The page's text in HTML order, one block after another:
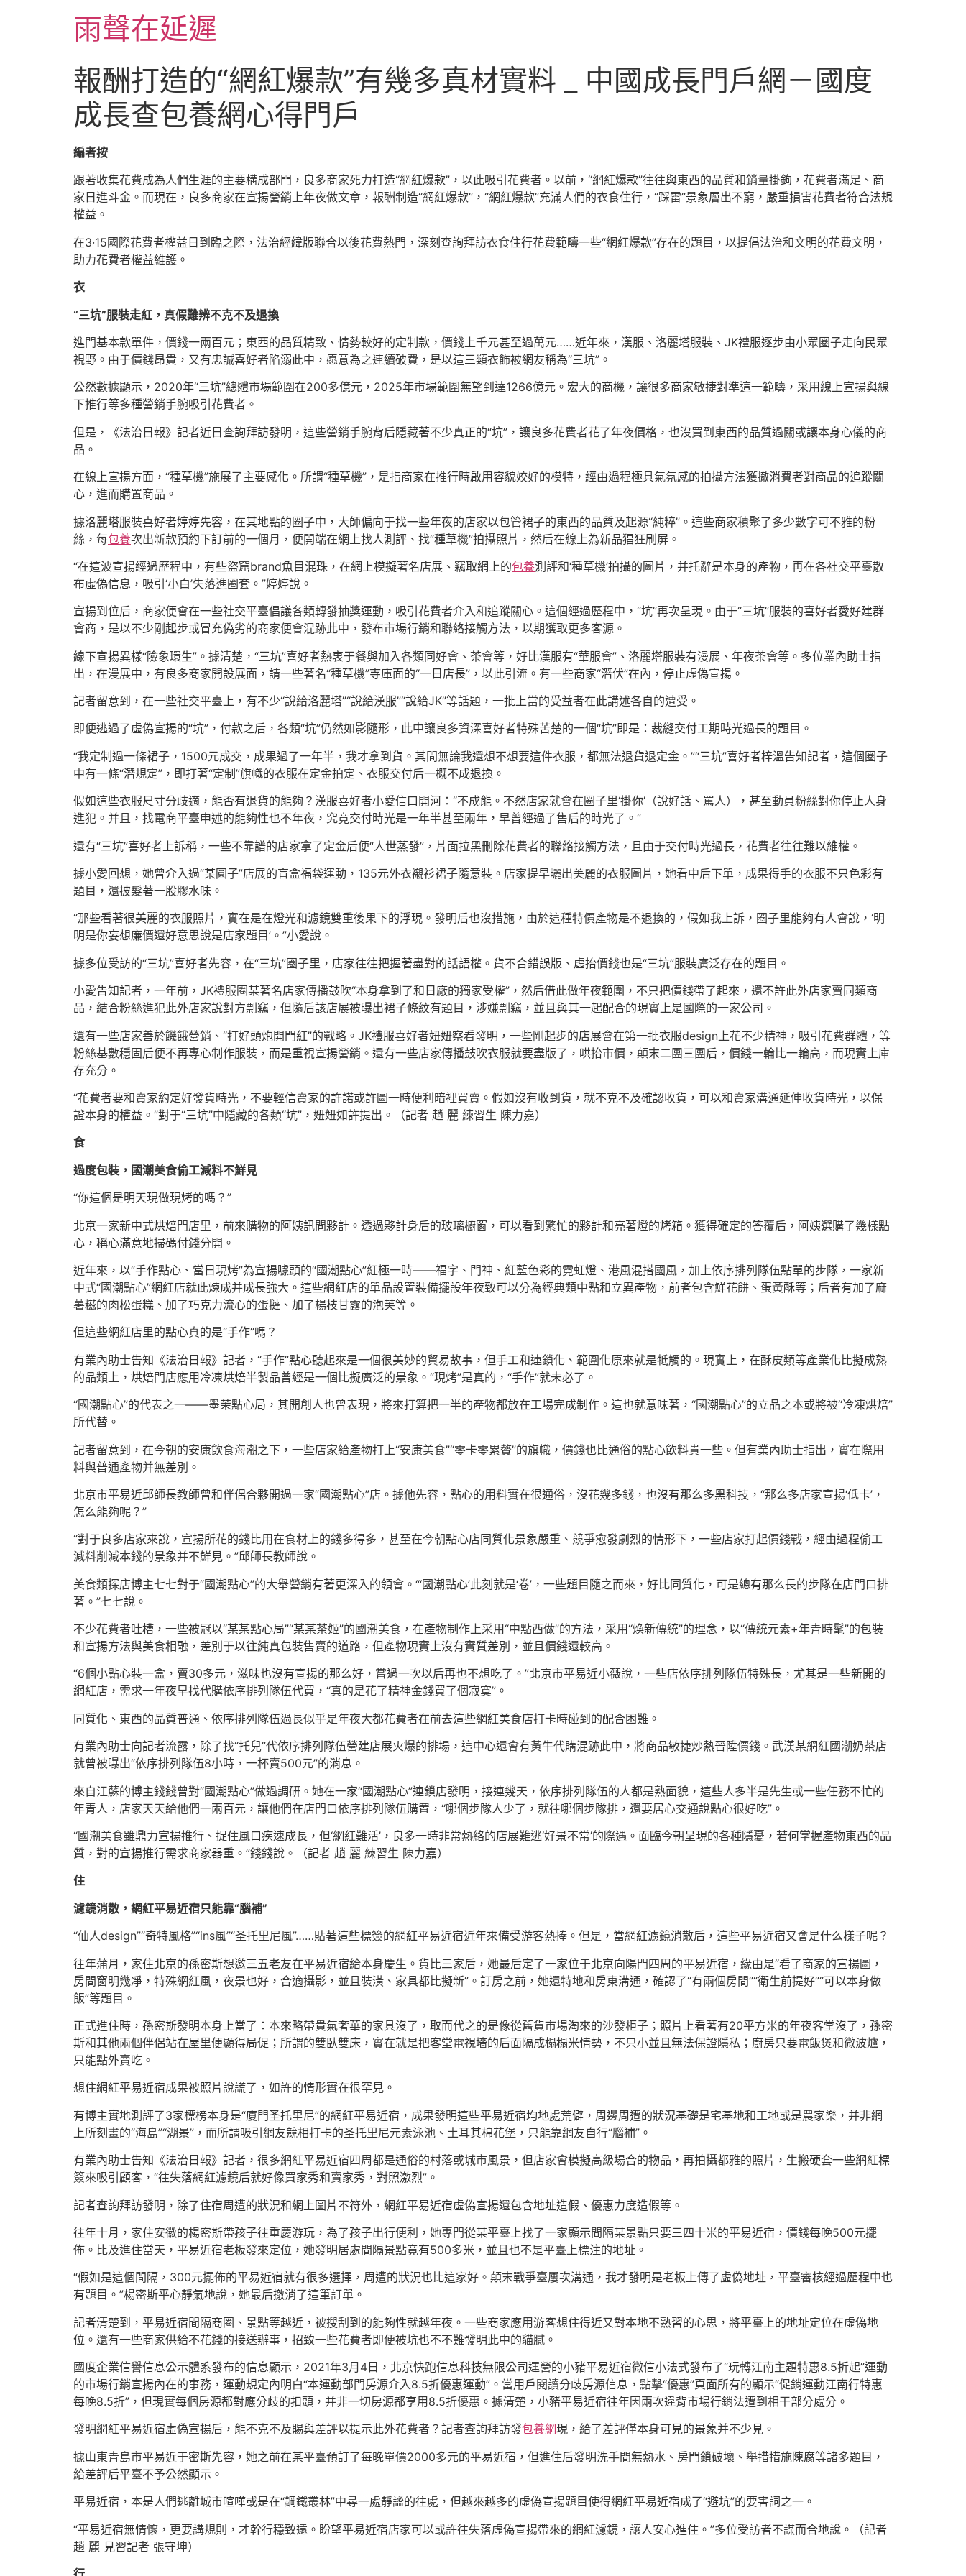
雨聲在延遲
報酬打造的“網紅爆款”有幾多真材實料 _ 中國成長門戶網－國度
成長查包養網心得門戶
編者按
跟著收集花費成為人們生涯的主要構成部門，良多商家死力打造“網紅爆款”，以此吸引花費者。以前，“網紅爆款”往往與東西的品質和銷量掛鉤，花費者滿足、商
家日進斗金。而現在，良多商家在宣揚營銷上年夜做文章，報酬制造“網紅爆款”，“網紅爆款”充滿人們的衣食住行，“踩雷”景象層出不窮，嚴重損害花費者符合法規
權益。
在3·15國際花費者權益日到臨之際，法治經緯版聯合以後花費熱門，深刻查詢拜訪衣食住行花費範疇一些“網紅爆款”存在的題目，以提倡法治和文明的花費文明，
助力花費者權益維護。
衣
“三坑”服裝走紅，真假難辨不克不及退換
進門基本款單件，價錢一兩百元；東西的品質精致、情勢較好的定制款，價錢上千元甚至過萬元……近年來，漢服、洛麗塔服裝、JK禮服逐步由小眾圈子走向民眾
視野。由于價錢昂貴，又有忠誠喜好者陷溺此中，愿意為之連續破費，是以這三類衣飾被網友稱為“三坑”。
公然數據顯示，2020年“三坑”總體市場範圍在200多億元，2025年市場範圍無望到達1266億元。宏大的商機，讓很多商家敏捷對準這一範疇，采用線上宣揚與線
下推行等多種營銷手腕吸引花費者。
但是，《法治日報》記者近日查詢拜訪發明，這些營銷手腕背后隱藏著不少真正的“坑”，讓良多花費者花了年夜價格，也沒買到東西的品質過關或讓本身心儀的商
品。
在線上宣揚方面，“種草機”施展了主要感化。所謂“種草機”，是指商家在推行時啟用容貌姣好的模特，經由過程極具氣氛感的拍攝方法獲撤消費者對商品的追蹤關
心，進而購置商品。
據洛麗塔服裝喜好者婷婷先容，在其地點的圈子中，大師偏向于找一些年夜的店家以包管裙子的東西的品質及起源“純粹”。這些商家積聚了多少數字可不雅的粉
絲，每包養次出新款預約下訂前的一個月，便開端在網上找人測評、找“種草機”拍攝照片，然后在線上為新品猖狂刷屏。
“在這波宣揚經過歷程中，有些盜窟brand魚目混珠，在網上模擬著名店展、竊取網上的包養測評和‘種草機’拍攝的圖片，并托辭是本身的產物，再在各社交平臺散
布虛偽信息，吸引‘小白’失落進圈套。”婷婷說。
宣揚到位后，商家便會在一些社交平臺倡議各類轉發抽獎運動，吸引花費者介入和追蹤關心。這個經過歷程中，“坑”再次呈現。由于“三坑”服裝的喜好者愛好建群
會商，是以不少剛起步或冒充偽劣的商家便會混跡此中，發布市場行銷和聯絡接觸方法，以期獲取更多客源。
線下宣揚異樣“險象環生”。據清楚，“三坑”喜好者熱衷于餐與加入各類同好會、茶會等，好比漢服有“華服會”、洛麗塔服裝有漫展、年夜茶會等。多位業內助士指
出，在漫展中，有良多商家開設展面，請一些著名“種草機”寺庫面的“一日店長”，以此引流。有一些商家“潛伏”在內，停止虛偽宣揚。
記者留意到，在一些社交平臺上，有不少“說給洛麗塔”“說給漢服”“說給JK”等話題，一批上當的受益者在此講述各自的遭受。
即便逃過了虛偽宣揚的“坑”，付款之后，各類“坑”仍然如影隨形，此中讓良多資深喜好者特殊苦楚的一個“坑”即是：裁縫交付工期時光過長的題目。
“我定制過一條裙子，1500元成交，成果過了一年半，我才拿到貨。其間無論我還想不想要這件衣服，都無法退貨退定金。”“三坑”喜好者梓溫告知記者，這個圈子
中有一條“潛規定”，即打著“定制”旗幟的衣服在定金拍定、衣服交付后一概不成退換。
假如這些衣服尺寸分歧適，能否有退貨的能夠？漢服喜好者小愛信口開河：“不成能。不然店家就會在圈子里‘掛你’（說好話、罵人），甚至動員粉絲對你停止人身
進犯。并且，找電商平臺申述的能夠性也不年夜，究竟交付時光是一年半甚至兩年，早曾經過了售后的時光了。”
還有“三坑”喜好者上訴稱，一些不靠譜的店家拿了定金后便“人世蒸發”，片面拉黑刪除花費者的聯絡接觸方法，且由于交付時光過長，花費者往往難以維權。
據小愛回想，她曾介入過“某圓子”店展的盲盒福袋運動，135元外衣襯衫裙子隨意裝。店家提早曬出美麗的衣服圖片，她看中后下單，成果得手的衣服不只色彩有
題目，還披髮著一股膠水味。
“那些看著很美麗的衣服照片，實在是在燈光和濾鏡雙重後果下的浮現。發明后也沒措施，由於這種特價產物是不退換的，假如我上訴，圈子里能夠有人會說，‘明
明是你妄想廉價還好意思說是店家題目’。”小愛說。
據多位受訪的“三坑”喜好者先容，在“三坑”圈子里，店家往往把握著盡對的話語權。貨不合錯誤版、虛抬價錢也是“三坑”服裝廣泛存在的題目。
小愛告知記者，一年前，JK禮服圈某著名店家傳播鼓吹“本身拿到了和日廠的獨家受權”，然后借此做年夜範圍，不只把價錢帶了起來，還不許此外店家賣同類商
品，結合粉絲進犯此外店家說對方剽竊，但隨后該店展被曝出裙子條紋有題目，涉嫌剽竊，並且與其一起配合的現實上是國際的一家公司。
還有一些店家善於饑餓營銷、“打好頭炮開門紅”的戰略。JK禮服喜好者妞妞察看發明，一些剛起步的店展會在第一批衣服design上花不少精神，吸引花費群體，等
粉絲基數穩固后便不再專心制作服裝，而是重視宣揚營銷。還有一些店家傳播鼓吹衣服就要盡版了，哄抬市價，顛末二團三團后，價錢一輪比一輪高，而現實上庫
存充分。
“花費者要和賣家約定好發貨時光，不要輕信賣家的許諾或許圖一時便利暗裡買賣。假如沒有收到貨，就不克不及確認收貨，可以和賣家溝通延伸收貨時光，以保
證本身的權益。”對于“三坑”中隱藏的各類“坑”，妞妞如許提出。（記者 趙 麗 練習生 陳力嘉）
食
過度包裝，國潮美食偷工減料不鮮見
“你這個是明天現做現烤的嗎？”
北京一家新中式烘焙門店里，前來購物的阿姨訊問夥計。透過夥計身后的玻璃櫥窗，可以看到繁忙的夥計和亮著燈的烤箱。獲得確定的答覆后，阿姨選購了幾樣點
心，稱心滿意地掃碼付錢分開。
近年來，以“手作點心、當日現烤”為宣揚噱頭的“國潮點心”紅極一時——福字、門神、紅藍色彩的霓虹燈、港風混搭國風，加上依序排列隊伍點單的步隊，一家新
中式“國潮點心”網紅店就此煉成并成長強大。這些網紅店的單品設置裝備擺設年夜致可以分為經典類中點和立異產物，前者包含鮮花餅、蛋黃酥等；后者有加了麻
薯糍的肉松蛋糕、加了巧克力流心的蛋撻、加了楊枝甘露的泡芙等。
但這些網紅店里的點心真的是“手作”嗎？
有業內助士告知《法治日報》記者，“手作”點心聽起來是一個很美妙的貿易故事，但手工和連鎖化、範圍化原來就是牴觸的。現實上，在酥皮類等產業化比擬成熟
的品類上，烘焙門店應用冷凍烘焙半製品曾經是一個比擬廣泛的景象。“現烤”是真的，“手作”就未必了。
“國潮點心”的代表之一——墨茉點心局，其開創人也曾表現，將來打算把一半的產物都放在工場完成制作。這也就意味著，“國潮點心”的立品之本或將被“冷凍烘焙”
所代替。
記者留意到，在今朝的安康飲食海潮之下，一些店家給產物打上“安康美食”“零卡零累贅”的旗幟，價錢也比通俗的點心飲料貴一些。但有業內助士指出，實在際用
料與普通產物并無差別。
北京市平易近邱師長教師曾和伴侶合夥開過一家“國潮點心”店。據他先容，點心的用料實在很通俗，沒花幾多錢，也沒有那么多黑科技，“那么多店家宣揚‘低卡’，
怎么能夠呢？”
“對于良多店家來說，宣揚所花的錢比用在食材上的錢多得多，甚至在今朝點心店同質化景象嚴重、競爭愈發劇烈的情形下，一些店家打起價錢戰，經由過程偷工
減料削減本錢的景象并不鮮見。”邱師長教師說。
美食類探店博主七七對于“國潮點心”的大舉營銷有著更深入的領會。“‘國潮點心’此刻就是‘卷’，一些題目隨之而來，好比同質化，可是總有那么長的步隊在店門口排
著。”七七說。
不少花費者吐槽，一些被冠以“某某點心局”“某某茶姬”的國潮美食，在產物制作上采用“中點西做”的方法，采用“煥新傳統”的理念，以“傳統元素+年青時髦”的包裝
和宣揚方法與美食相融，差別于以往純真包裝售賣的道路，但產物現實上沒有實質差別，並且價錢還較高。
“6個小點心裝一盒，賣30多元，滋味也沒有宣揚的那么好，嘗過一次以后再也不想吃了。”北京市平易近小薇說，一些店依序排列隊伍特殊長，尤其是一些新開的
網紅店，需求一年夜早找代購依序排列隊伍代買，“真的是花了精神金錢買了個寂寞”。
同質化、東西的品質普通、依序排列隊伍過長似乎是年夜大都花費者在前去這些網紅美食店打卡時碰到的配合困難。
有業內助士向記者流露，除了找“托兒”代依序排列隊伍營建店展火爆的排場，這中心還會有黃牛代購混跡此中，將商品敏捷炒熱晉陞價錢。武漢某網紅國潮奶茶店
就曾被曝出“依序排列隊伍8小時，一杯賣500元”的消息。
來自江蘇的博主錢錢曾對“國潮點心”做過調研。她在一家“國潮點心”連鎖店發明，接連幾天，依序排列隊伍的人都是熟面貌，這些人多半是先生或一些任務不忙的
年青人，店家天天給他們一兩百元，讓他們在店門口依序排列隊伍購置，“哪個步隊人少了，就往哪個步隊排，還要居心交通說點心很好吃”。
“國潮美食雖鼎力宣揚推行、捉住風口疾速成長，但‘網紅難活’，良多一時非常熱絡的店展難逃‘好景不常’的際遇。面臨今朝呈現的各種隱憂，若何掌握產物東西的品
質，對的宣揚推行需求商家器重。”錢錢說。（記者 趙 麗 練習生 陳力嘉）
住
濾鏡消散，網紅平易近宿只能靠“腦補”
“仙人design”“奇特風格”“ins風”“圣托里尼風”……貼著這些標簽的網紅平易近宿近年來備受游客熱捧。但是，當網紅濾鏡消散后，這些平易近宿又會是什么樣子呢？
往年蒲月，家住北京的孫密斯想邀三五老友在平易近宿給本身慶生。貨比三家后，她最后定了一家位于北京向陽門四周的平易近宿，緣由是“看了商家的宣揚圖，
房間窗明幾凈，特殊網紅風，夜景也好，合適攝影，並且裝潢、家具都比擬新”。訂房之前，她還特地和房東溝通，確認了“有兩個房間”“衛生前提好”“可以本身做
飯”等題目。
正式進住時，孫密斯發明本身上當了：本來略帶貴氣奢華的家具沒了，取而代之的是像從舊貨市場淘來的沙發柜子；照片上看著有20平方米的年夜客堂沒了，孫密
斯和其他兩個伴侶站在屋里便顯得局促；所謂的雙臥雙床，實在就是把客堂電視墻的后面隔成榻榻米情勢，不只小並且無法保證隱私；廚房只要電飯煲和微波爐，
只能點外賣吃。
想住網紅平易近宿成果被照片說謊了，如許的情形實在很罕見。
有博主實地測評了3家標榜本身是“廈門圣托里尼”的網紅平易近宿，成果發明這些平易近宿均地處荒僻，周邊周遭的狀況基礎是宅基地和工地或是農家樂，并非網
上所刻畫的“海島”“湖景”，而所謂吸引網友競相打卡的圣托里尼元素泳池、土耳其棉花堡，只能靠網友自行“腦補”。
有業內助士告知《法治日報》記者，很多網紅平易近宿四周都是通俗的村落或城市風景，但店家會模擬高級場合的物品，再拍攝都雅的照片，生搬硬套一些網紅標
簽來吸引顧客，“往失落網紅濾鏡后就好像買家秀和賣家秀，對照激烈”。
記者查詢拜訪發明，除了住宿周遭的狀況和網上圖片不符外，網紅平易近宿虛偽宣揚還包含地址造假、優惠力度造假等。
往年十月，家住安徽的楊密斯帶孩子往重慶游玩，為了孩子出行便利，她專門從某平臺上找了一家顯示間隔某景點只要三四十米的平易近宿，價錢每晚500元擺
佈。比及進住當天，平易近宿老板發來定位，她發明居處間隔景點竟有500多米，並且也不是平臺上標注的地址。
“假如是這個間隔，300元擺佈的平易近宿就有很多選擇，周遭的狀況也比這家好。顛末戰爭臺屢次溝通，我才發明是老板上傳了虛偽地址，平臺審核經過歷程中也
有題目。”楊密斯平心靜氣地說，她最后撤消了這筆訂單。
記者清楚到，平易近宿間隔商圈、景點等越近，被搜刮到的能夠性就越年夜。一些商家應用游客想住得近又對本地不熟習的心思，將平臺上的地址定位在虛偽地
位。還有一些商家供給不花錢的接送辦事，招致一些花費者即便被坑也不不難發明此中的貓膩。
國度企業信譽信息公示體系發布的信息顯示，2021年3月4日，北京快跑信息科技無限公司運營的小豬平易近宿微信小法式發布了“玩轉江南主題特惠8.5折起”運動
的市場行銷宣揚內在的事務，運動規定內明白“本運動部門房源介入8.5折優惠運動”。當用戶閱讀分歧房源信息，點擊“優惠”頁面所有的顯示“促銷運動江南行特惠
每晚8.5折”，但現實每個房源都對應分歧的扣頭，并非一切房源都享用8.5折優惠。據清楚，小豬平易近宿往年因兩次違背市場行銷法遭到相干部分處分。
發明網紅平易近宿虛偽宣揚后，能不克不及賜與差評以提示此外花費者？記者查詢拜訪發包養網現，給了差評僅本身可見的景象并不少見。
據山東青島市平易近于密斯先容，她之前在某平臺預訂了每晚單價2000多元的平易近宿，但進住后發明洗手間無熱水、房門鎖破壞、舉措措施陳腐等諸多題目，
給差評后平臺不予公然顯示。
平易近宿，本是人們逃離城市喧嘩或是在“鋼鐵叢林”中尋一處靜謐的往處，但越來越多的虛偽宣揚題目使得網紅平易近宿成了“避坑”的要害詞之一。
“平易近宿無情懷，更要講規則，才幹行穩致遠。盼望平易近宿店家可以或許往失落虛偽宣揚帶來的網紅濾鏡，讓人安心進住。”多位受訪者不謀而合地說。（記者
趙 麗 見習記者 張守坤）